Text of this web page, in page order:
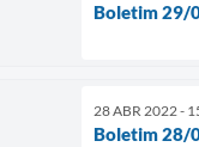
Boletim 29/
28 ABR 2022 -
Boletim 28/